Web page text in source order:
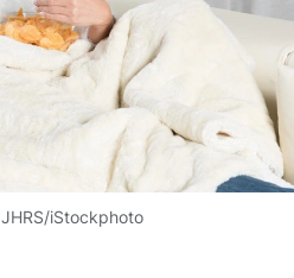
JHRS/iStockphoto